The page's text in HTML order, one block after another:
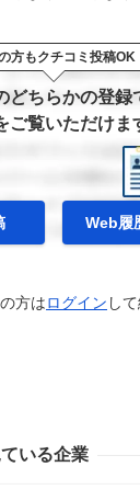
方もクチコミ投稿OK
どちらかの登録
ご覧いただけま
Web履
方はログイン して
いる企業